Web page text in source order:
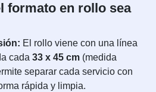
formato en rollo sea
El rollo viene con una línea
cada 33 x 45 cm (medida
separar cada servicio con
rápida y limpia.